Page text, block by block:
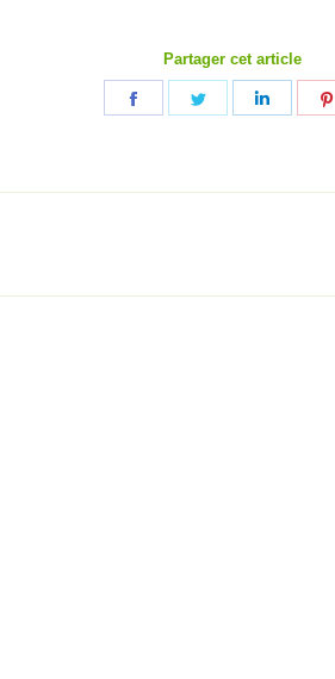
Partager cet article
Partager Partager Partager
: